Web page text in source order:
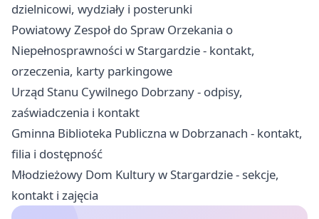
dzielnicowi, wydziały i posterunki
Powiatowy Zespoł do Spraw Orzekania o
Niepełnosprawności w Stargardzie - kontakt,
orzeczenia, karty parkingowe
Urząd Stanu Cywilnego Dobrzany - odpisy,
zaświadczenia i kontakt
Gminna Biblioteka Publiczna w Dobrzanach - kontakt,
filia i dostępność
Młodzieżowy Dom Kultury w Stargardzie - sekcje,
kontakt i zajęcia